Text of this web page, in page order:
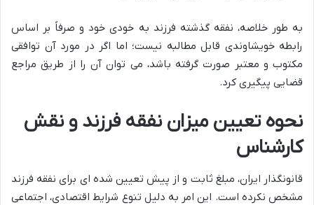
به طور خلاصه، نفقه گذشته فرزند به خودی خود و صرفاً بر اساس
رابطه خویشاوندی قابل مطالبه نیست؛ اما اگر در مورد آن توافقی
مکتوب و معتبر صورت گرفته باشد، می توان آن را از طریق مراجع
قضایی پیگیری کرد.
نحوه تعیین میزان نفقه فرزند و نقش
کارشناس
قانونگذار ایران، مبلغ ثابت و از پیش تعیین شده ای برای نفقه فرزند
مشخص نکرده است. این امر به دلیل تنوع شرایط اقتصادی، اجتماعی